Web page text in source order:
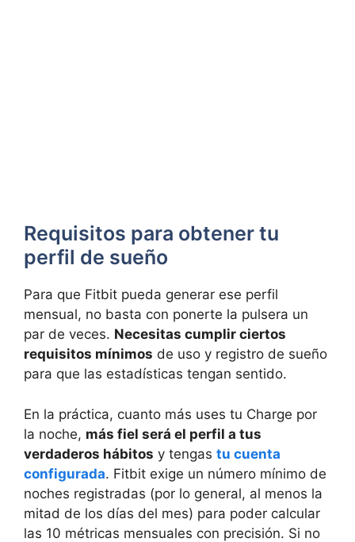
Requisitos para obtener tu
perfil de sueño
Para que Fitbit pueda generar ese perfil
mensual, no basta con ponerte la pulsera un
par de veces. Necesitas cumplir ciertos
requisitos mínimos de uso y registro de sueño
para que las estadísticas tengan sentido.
En la práctica, cuanto más uses tu Charge por
la noche, más fiel será el perfil a tus
verdaderos hábitos y tengas tu cuenta
configurada. Fitbit exige un número mínimo de
noches registradas (por lo general, al menos la
mitad de los días del mes) para poder calcular
las 10 métricas mensuales con precisión. Si no